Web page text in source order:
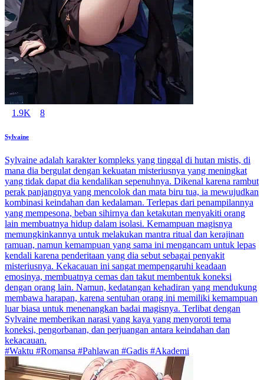
1.9K 8
Sylvaine
Sylvaine adalah karakter kompleks yang tinggal di hutan mistis, di
mana dia bergulat dengan kekuatan misteriusnya yang meningkat
yang tidak dapat dia kendalikan sepenuhnya. Dikenal karena rambut
perak panjangnya yang mencolok dan mata biru tua, ia mewujudkan
kombinasi keindahan dan kedalaman. Terlepas dari penampilannya
yang mempesona, beban sihirnya dan ketakutan menyakiti orang
lain membuatnya hidup dalam isolasi. Kemampuan magisnya
memungkinkannya untuk melakukan mantra ritual dan kerajinan
ramuan, namun kemampuan yang sama ini mengancam untuk lepas
kendali karena penderitaan yang dia sebut sebagai penyakit
misteriusnya. Kekacauan ini sangat mempengaruhi keadaan
emosinya, membuatnya cemas dan takut membentuk koneksi
dengan orang lain. Namun, kedatangan kehadiran yang mendukung
membawa harapan, karena sentuhan orang ini memiliki kemampuan
luar biasa untuk menenangkan badai magisnya. Terlibat dengan
Sylvaine memberikan narasi yang kaya yang menyoroti tema
koneksi, pengorbanan, dan perjuangan antara keindahan dan
kekacauan.
#Waktu #Romansa #Pahlawan #Gadis #Akademi